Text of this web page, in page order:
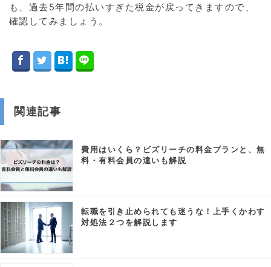
も、過去5年間の払いすぎた税金が戻ってきますので、
確認してみましょう。
関連記事
費用はいくら？ビズリーチの料金プランと、無
料・有料会員の違いも解説
転職を引き止められても迷うな！上手くかわす
対処法２つを解説します